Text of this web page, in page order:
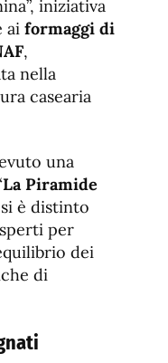
iniziativa
ai formaggi di
,
nella
casearia
una
La Piramide
è distinto
per
dei
di